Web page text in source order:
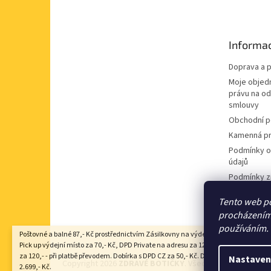
Tento web
používáním.
Poštovné a balné 87,- Kč prostřednictvím Zásilkovny na výdejní místo Z-point,
Pick up výdejní místo za 70,- Kč, DPD Private na adresu za 125,- Kč, Zásilkovna
za 120,- - při platbě převodem. Dobírka s DPD CZ za 50,- Kč. Doprava zdarma nad
2.699,- Kč.
Doprava a
Moje
právu na
smlouvy
Obchodní
Kamenná
Podmínky
údajů
Podmínky
Souhlas
nabídek
. Všechna práva